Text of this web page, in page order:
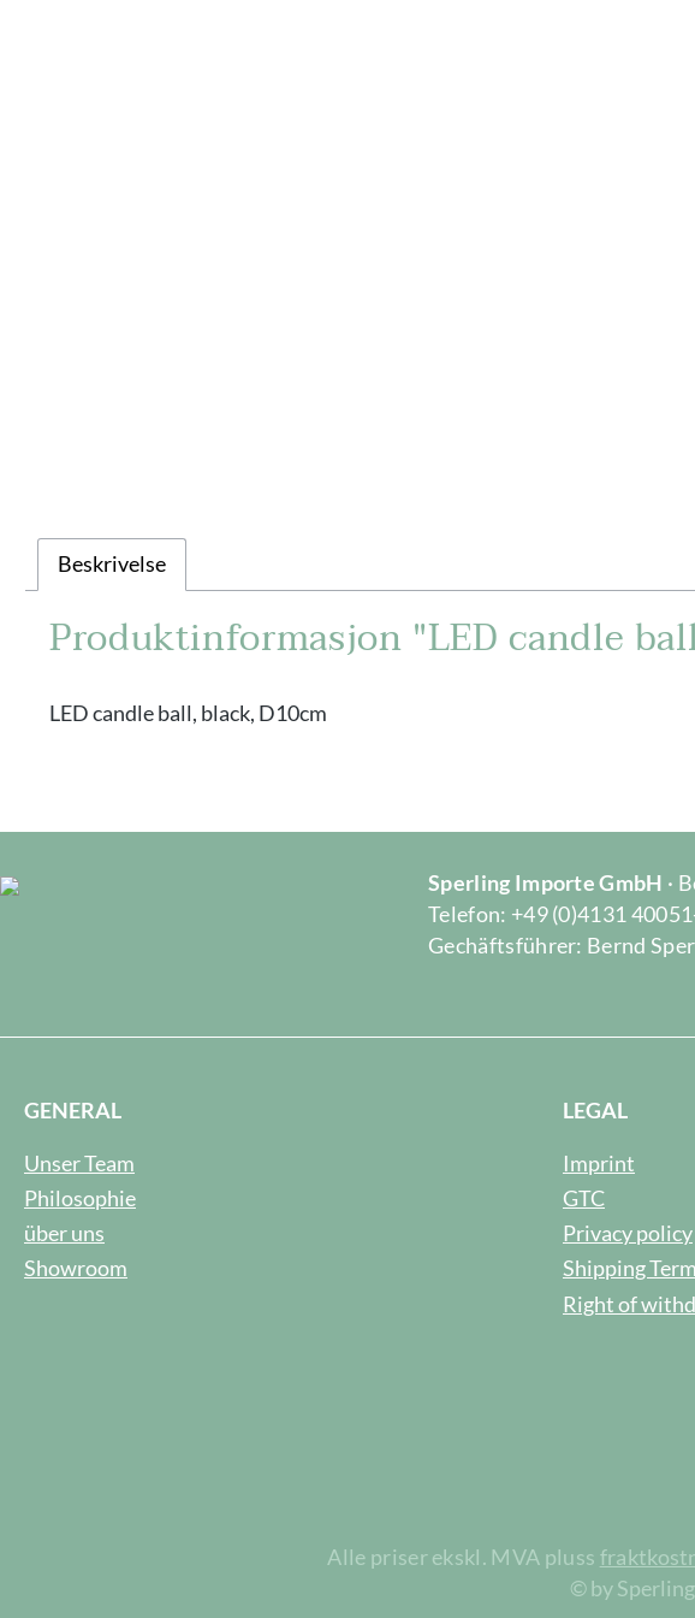
Beskrivelse
Produktinformasjon "LED candle
LED candle ball, black, D10cm
Sperling Importe GmbH ·
Telefon: +49 (0)4131
Gechäftsführer: Bernd
GENERAL
Unser Team
Philosophie
über uns
Showroom
LEGAL
Imprint
GTC
Privacy policy
Shipping
Right of
Alle priser ekskl. MVA pluss
© by